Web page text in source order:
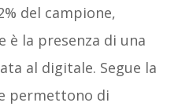
del campione,
la presenza di una
al digitale. Segue la
permettono di